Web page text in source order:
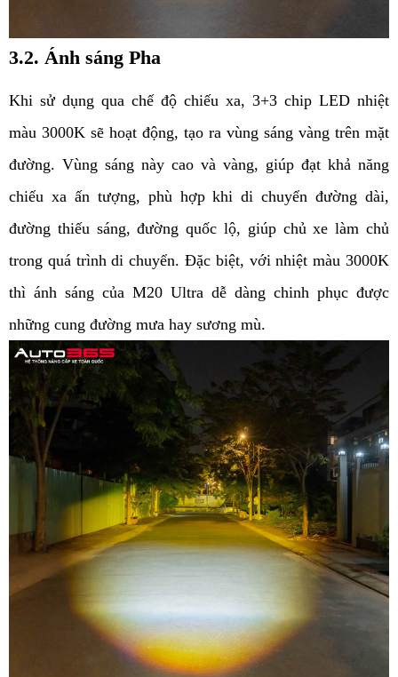
3.2. Ánh sáng Pha
Khi sử dụng qua chế độ chiếu xa, 3+3 chip LED nhiệt
màu 3000K sẽ hoạt động, tạo ra vùng sáng vàng trên mặt
đường. Vùng sáng này cao và vàng, giúp đạt khả năng
chiếu xa ấn tượng, phù hợp khi di chuyển đường dài,
đường thiếu sáng, đường quốc lộ, giúp chủ xe làm chủ
trong quá trình di chuyển. Đặc biệt, với nhiệt màu 3000K
thì ánh sáng của M20 Ultra dễ dàng chinh phục được
những cung đường mưa hay sương mù.